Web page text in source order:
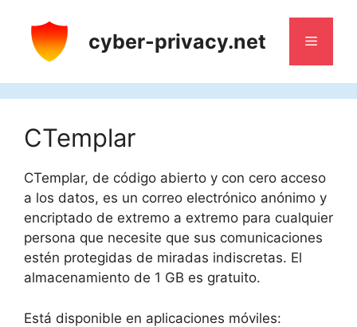
contenido
cyber-privacy.net Menú
CTemplar
CTemplar, de código abierto y con cero acceso
a los datos, es un correo electrónico anónimo y
encriptado de extremo a extremo para cualquier
persona que necesite que sus comunicaciones
estén protegidas de miradas indiscretas. El
almacenamiento de 1 GB es gratuito.
Está disponible en aplicaciones móviles: